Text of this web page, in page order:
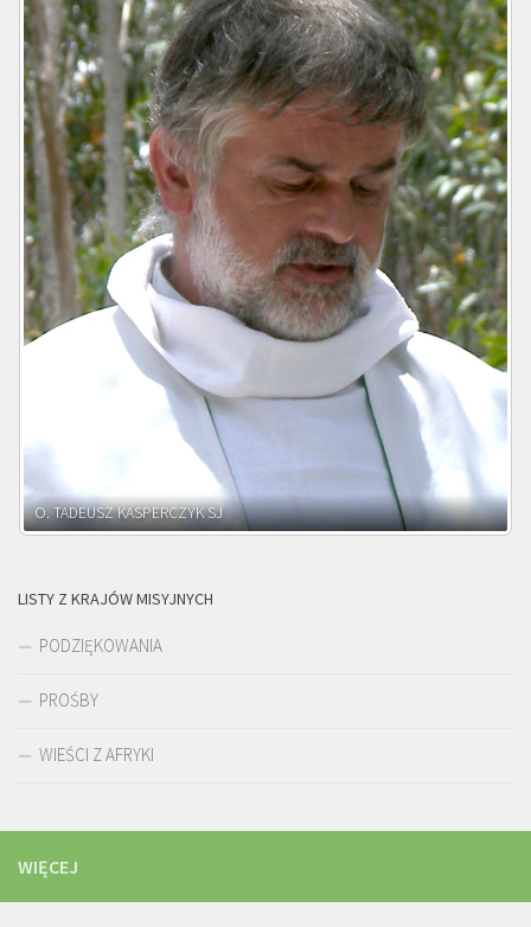
O. ADNRZEJ LEŚNIARA SJ
LISTY Z KRAJÓW MISYJNYCH
PODZIĘKOWANIA
PROŚBY
WIEŚCI Z AFRYKI
WIĘCEJ